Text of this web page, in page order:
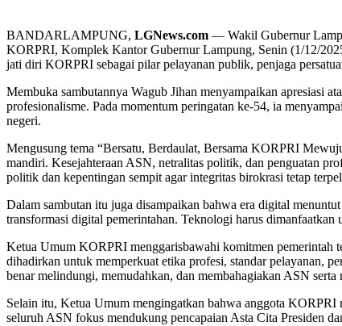
BANDARLAMPUNG, LGNews.com — Wakil Gubernur
KORPRI, Komplek Kantor Gubernur Lampung, Senin (1/12/
jati diri KORPRI sebagai pilar pelayanan publik, penjaga
Membuka sambutannya Wagub Jihan menyampaikan apresiasi
profesionalisme. Pada momentum peringatan ke-54, ia
negeri.
Mengusung tema “Bersatu, Berdaulat, Bersama KORPRI
mandiri. Kesejahteraan ASN, netralitas politik, dan penguatan
politik dan kepentingan sempit agar integritas birokrasi tetap
Dalam sambutan itu juga disampaikan bahwa era digital
transformasi digital pemerintahan. Teknologi harus
Ketua Umum KORPRI menggarisbawahi komitmen pemerintah
dihadirkan untuk memperkuat etika profesi, standar pelayanan,
benar melindungi, memudahkan, dan membahagiakan ASN serta
Selain itu, Ketua Umum mengingatkan bahwa anggota
seluruh ASN fokus mendukung pencapaian Asta Cita Presiden